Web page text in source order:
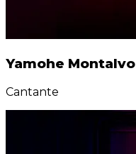
Yamohe Montalvo
Cantante